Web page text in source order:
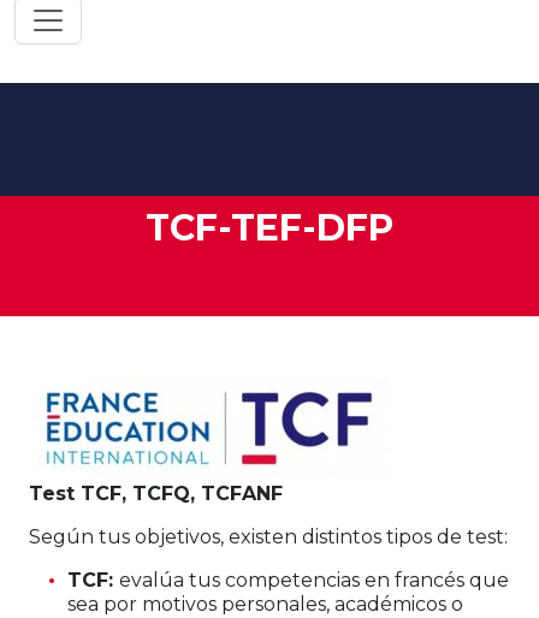
TCF-TEF-DFP
Test TCF, TCFQ, TCFANF
Según tus objetivos, existen distintos tipos de test:
TCF: evalúa tus competencias en francés que
sea por motivos personales, académicos o